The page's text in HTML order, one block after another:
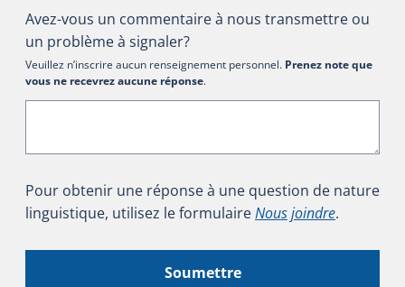
Avez-vous un commentaire à nous transmettre ou
un problème à signaler?
Veuillez n’inscrire aucun renseignement personnel. Prenez note que
vous ne recevrez aucune réponse.
Pour obtenir une réponse à une question de nature
linguistique, utilisez le formulaireNous joindre.
Soumettre